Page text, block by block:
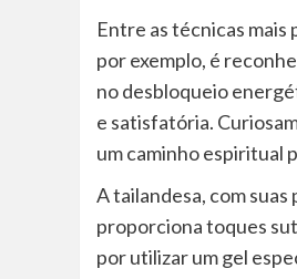
Entre as técnicas
por exemplo, é
no desbloqueio
e satisfatória.
um caminho espiritual
A tailandesa, com
proporciona toques
por utilizar um gel